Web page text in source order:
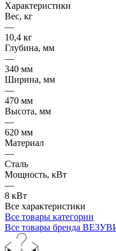
Характеристики
Вес, кг
—
10,4 кг
Глубина, мм
—
340 мм
Ширина, мм
—
470 мм
Высота, мм
—
620 мм
Материал
—
Сталь
Мощность, кВт
—
8 кВт
Все характеристики
Все товары категории
Все товары бренда